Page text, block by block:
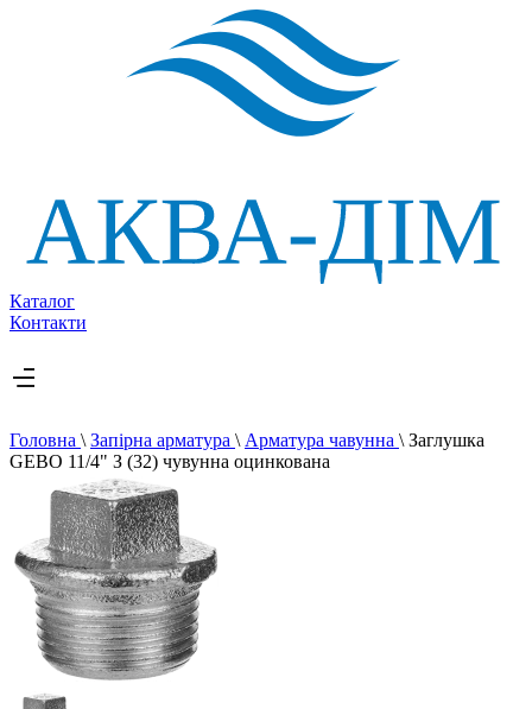
Каталог
Контакти
Головна \ Запірна арматура \ Арматура чавунна \ Заглушка
GEBO 11/4" З (32) чувунна оцинкована